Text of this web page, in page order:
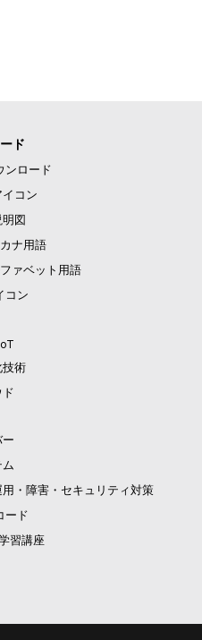
ド
ンロード
コン
図
ナ用語
ァベット用語
コン
技術
ド
ム
用・障害・セキュリティ対策
ード
習講座